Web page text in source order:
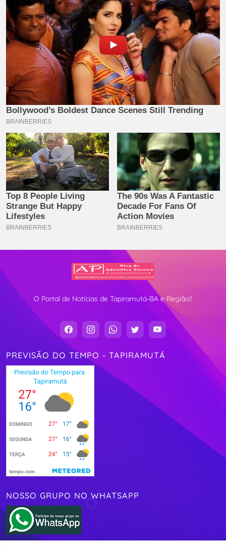
O Portal de Notícias de Tapiramutá-BA e Região!!
PREVISÃO DO TEMPO - TAPIRAMUTÁ
NOSSO GRUPO NO WHATSAPP